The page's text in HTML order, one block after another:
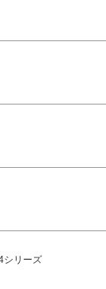
シリーズ